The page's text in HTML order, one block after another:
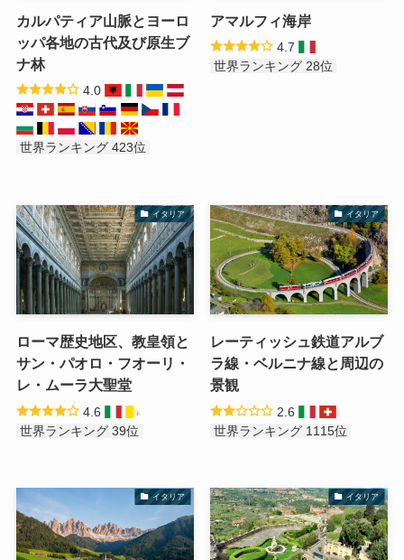
カルパティア山脈とヨーロ
ッパ各地の古代及び原生ブ
ナ林
4.0
世界ランキング 423位
アマルフィ海岸
4.7
世界ランキング 28位
イタリア
ローマ歴史地区、教皇領と
サン・パオロ・フオーリ・
レ・ムーラ大聖堂
4.6
世界ランキング 39位
イタリア
レーティッシュ鉄道アルブ
ラ線・ベルニナ線と周辺の
景観
2.6
世界ランキング 1115位
イタリア イタリア